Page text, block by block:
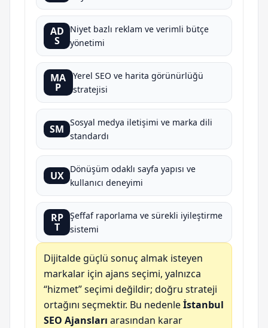
AD
S
Niyet bazlı reklam ve verimli bütçe
yönetimi
MA
P
Yerel SEO ve harita görünürlüğü
stratejisi
SM
Sosyal medya iletişimi ve marka dili
standardı
UX
Dönüşüm odaklı sayfa yapısı ve
kullanıcı deneyimi
RP
T
Şeffaf raporlama ve sürekli iyileştirme
sistemi
Dijitalde güçlü sonuç almak isteyen
markalar için ajans seçimi, yalnızca
“hizmet” seçimi değildir; doğru strateji
ortağını seçmektir. Bu nedenleİstanbul
SEO Ajansları arasından karar